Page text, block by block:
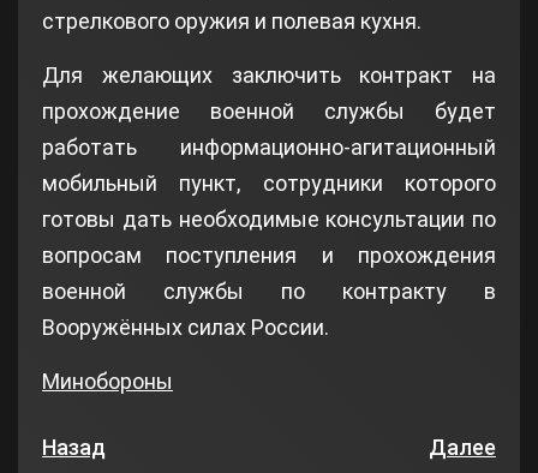
стрелкового оружия и полевая кухня.
Для желающих заключить контракт на
прохождение военной службы будет
работать информационно-агитационный
мобильный пункт, сотрудники которого
готовы дать необходимые консультации по
вопросам поступления и прохождения
военной службы по контракту в
Вооружённых силах России.
Минобороны
Назад
Далее